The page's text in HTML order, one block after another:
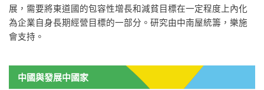
中國與發展中國家
展，需要將東道國的包容性增長和減貧目標在一定程度上內化
為企業自身長期經營目標的一部分。研究由中南屋統籌，樂施
會支持。